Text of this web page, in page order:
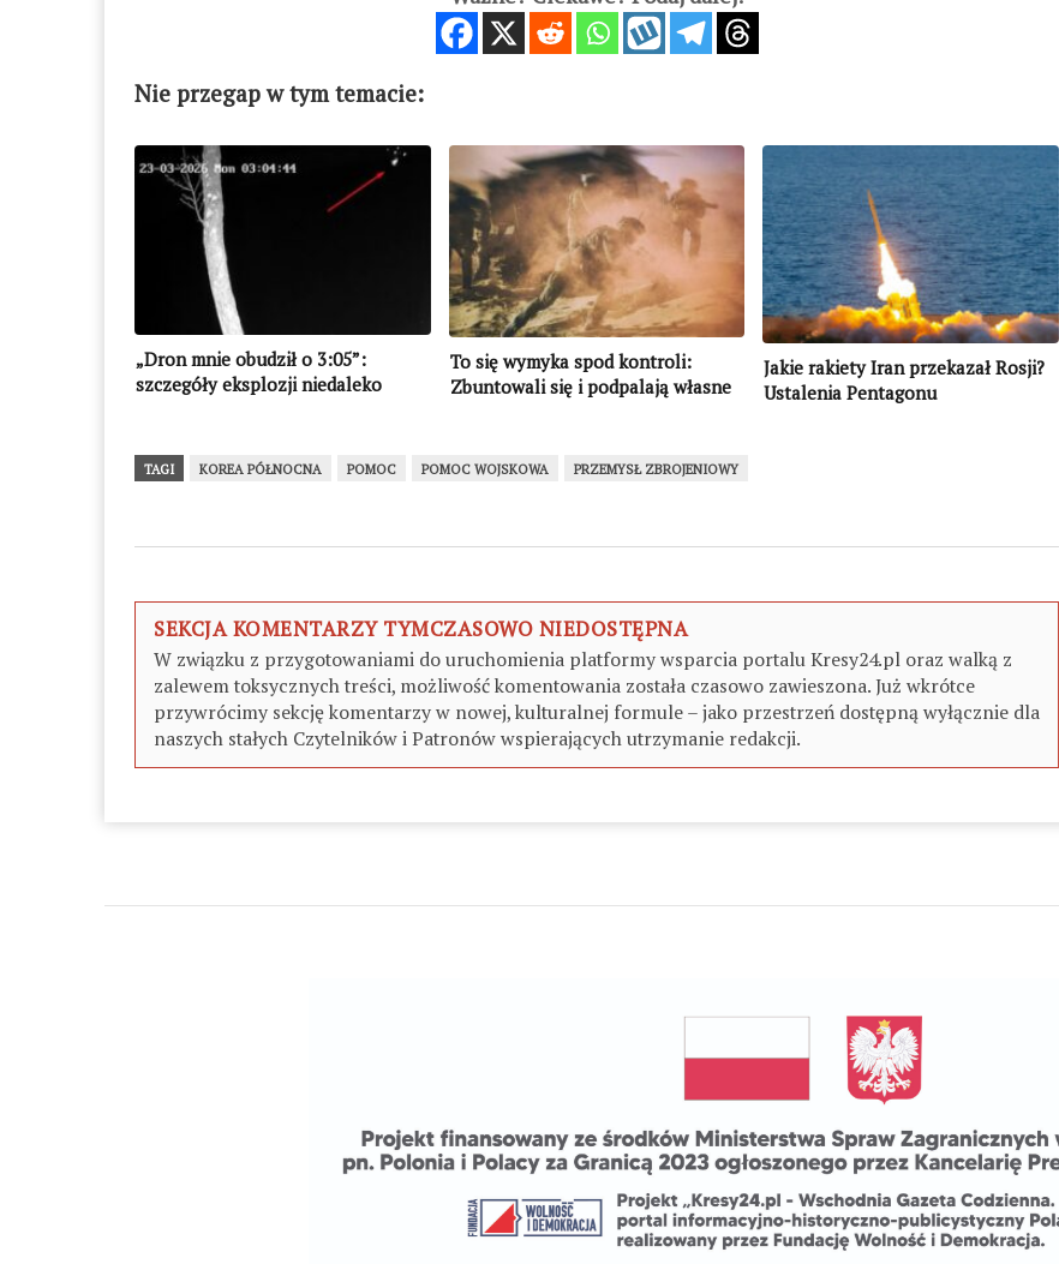
Nie przegap w tym temacie:
„Dron mnie obudził o 3:05”:
szczegóły eksplozji niedaleko
To się wymyka spod kontroli:
Zbuntowali się i podpalają własne
Jakie rakiety Iran przekazał Rosji?
Ustalenia Pentagonu
TAGI KOREA PÓŁNOCNA POMOC POMOC WOJSKOWA PRZEMYSŁ ZBROJENIOWY
SEKCJA KOMENTARZY TYMCZASOWO NIEDOSTĘPNA
W związku z przygotowaniami do uruchomienia platformy wsparcia portalu Kresy24.pl oraz walką z
zalewem toksycznych treści, możliwość komentowania została czasowo zawieszona. Już wkrótce
przywrócimy sekcję komentarzy w nowej, kulturalnej formule – jako przestrzeń dostępną wyłącznie dla
naszych stałych Czytelników i Patronów wspierających utrzymanie redakcji.